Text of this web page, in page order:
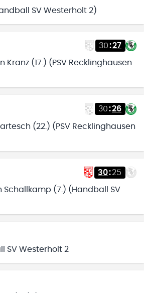
SV Westerholt 2)
30:27
Kranz (17.) (PSV Recklinghausen
30:26
(22.) (PSV Recklinghausen
30:25
Schallkamp (7.) (Handball SV
SV Westerholt 2